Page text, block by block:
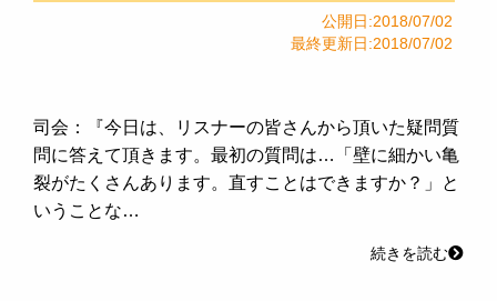
公開日:2018/07/02
最終更新日:2018/07/02
司会：『今日は、リスナーの皆さんから頂いた疑問質
問に答えて頂きます。最初の質問は…「壁に細かい亀
裂がたくさんあります。直すことはできますか？」と
いうことな…
続きを読む